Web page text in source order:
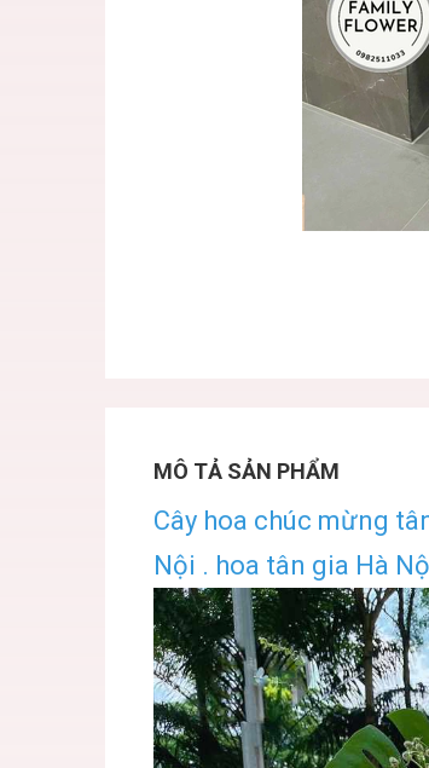
MÔ TẢ SẢN PHẨM
Cây hoa chúc mừng
Nội . hoa tân gia Hà